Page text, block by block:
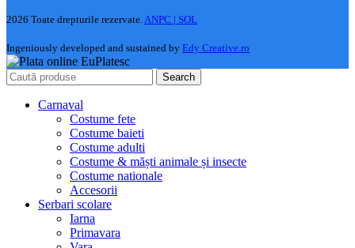
2026 Toate drepturile rezervate.ANPC | SOL
Ingeniously developed and sustained by Edy Creative.ro
Search
Carnaval
Costume fete
Costume baieti
Costume adulti
Costume & măști animale și insecte
Costume nationale
Accesorii
Serbari scolare
Iarna
Primavara